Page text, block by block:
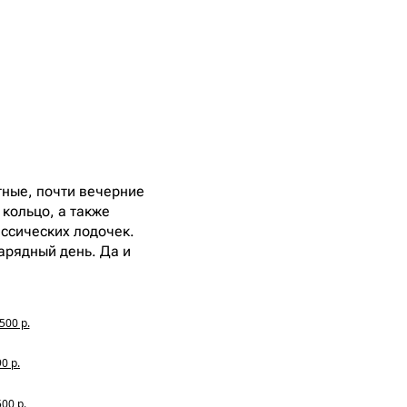
почти вечерние
а также
лодочек.
день. Да и
р.
р.
р.